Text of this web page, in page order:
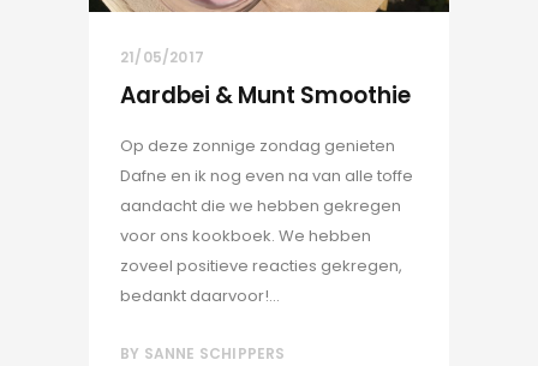
21/05/2017
Aardbei & Munt Smoothie
Op deze zonnige zondag genieten
Dafne en ik nog even na van alle toffe
aandacht die we hebben gekregen
voor ons kookboek. We hebben
zoveel positieve reacties gekregen,
bedankt daarvoor!...
BY SANNE SCHIPPERS